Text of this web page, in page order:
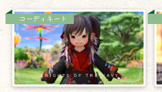
コーディネート